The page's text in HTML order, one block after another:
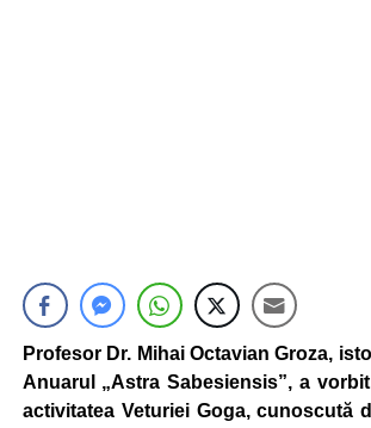
Profesor Dr. Mihai Octavian Groza,
Anuarul „Astra Sabesiensis”, a
activitatea Veturiei Goga, cunoscută